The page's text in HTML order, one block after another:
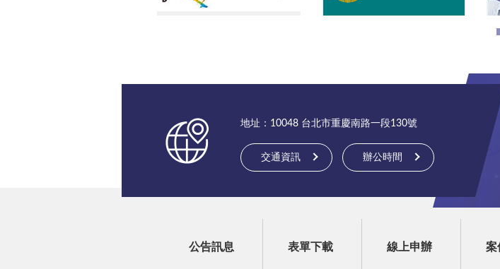
地址：10048 台北市重慶南路一段130號
交通資訊 辦公時間
公告訊息 表單下載 線上申辦 案